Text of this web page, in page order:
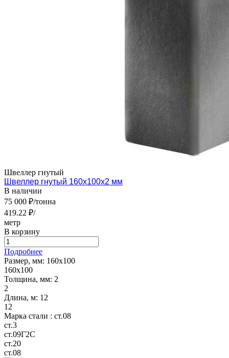
Швеллер гнутый
Швеллер гнутый 160х100х2 мм
В наличии
75 000 ₽/тонна
419.22 ₽/
метр
В корзину
Подробнее
Размер, мм: 160х100
160х100
Толщина, мм: 2
2
Длина, м: 12
12
Марка стали : ст.08
ст.3
ст.09Г2С
ст.20
ст.08